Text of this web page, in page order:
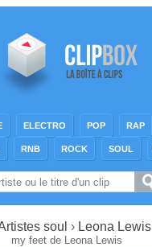
ELECTRO POP RAP
RNB ROCK SOUL
soul › Leona Lewis
my feet de Leona Lewis